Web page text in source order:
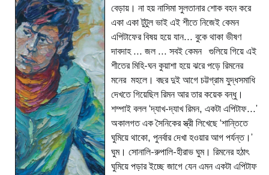
বেড়ায়। না হয় নাসিমা সুলতানার শোক বহন করে
একা একা টুটুল ভাই এই শীতে নিজেই কেমন
এপিটাফের বিষয় হয়ে যান... বুকে থাকা ভীষণ
দাবদাহ ... জল ... সবই কেমন গুলিয়ে গিয়ে এই
শীতের মিহি-ঘন কুয়াশা হয়ে ঝরে পড়ে রিমনের
মনের মহলে। বছর দুই আগে চট্টগ্রাম যুদ্ধসমাধি
দেখতে গিয়েছিল রিমন আর তার কয়েক বন্ধু।
শম্পাই বলল ‘দ্যাখ-দ্যাখ রিমন, একটা এপিটাফ...’
অকালগত এক সৈনিকের স্ত্রী লিখেছে ‘শান্তিতে
ঘুমিয়ে থাকো, পুনর্বার দেখা হওয়ার আগ পর্যন্ত।’
ঘুম। সোনালি-রুপালি-হীরাভ ঘুম। রিমনের হঠাৎ
ঘুমিয়ে পড়ার ইচ্ছে জাগে যেন এমন একটা এপিটাফ